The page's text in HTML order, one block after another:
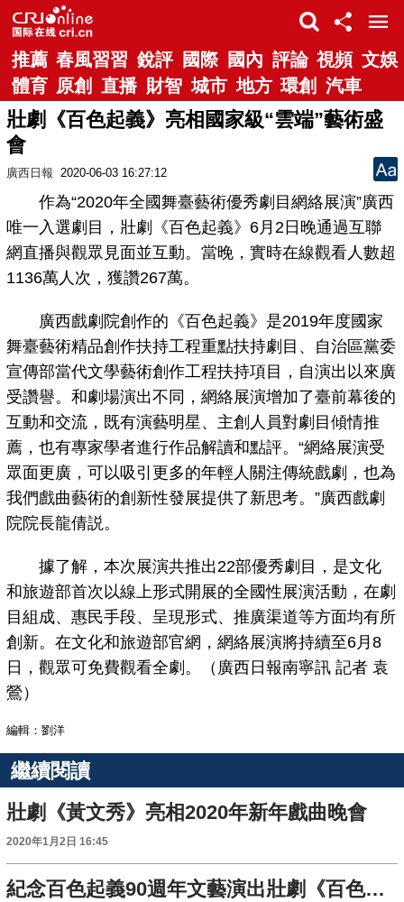
推薦 春風習習 銳評 國際 國內 評論 視頻 文娛
體育 原創 直播 財智 城市 地方 環創 汽車
壯劇《百色起義》亮相國家級“雲端”藝術盛
會
廣西日報 2020-06-03 16:27:12
作為“2020年全國舞臺藝術優秀劇目網絡展演”廣西
唯一入選劇目，壯劇《百色起義》6月2日晚通過互聯
網直播與觀眾見面並互動。當晚，實時在線觀看人數超
1136萬人次，獲讚267萬。
廣西戲劇院創作的《百色起義》是2019年度國家
舞臺藝術精品創作扶持工程重點扶持劇目、自治區黨委
宣傳部當代文學藝術創作工程扶持項目，自演出以來廣
受讚譽。和劇場演出不同，網絡展演增加了臺前幕後的
互動和交流，既有演藝明星、主創人員對劇目傾情推
薦，也有專家學者進行作品解讀和點評。“網絡展演受
眾面更廣，可以吸引更多的年輕人關注傳統戲劇，也為
我們戲曲藝術的創新性發展提供了新思考。”廣西戲劇
院院長龍倩説。
據了解，本次展演共推出22部優秀劇目，是文化
和旅遊部首次以線上形式開展的全國性展演活動，在劇
目組成、惠民手段、呈現形式、推廣渠道等方面均有所
創新。在文化和旅遊部官網，網絡展演將持續至6月8
日，觀眾可免費觀看全劇。（廣西日報南寧訊 記者 袁
鶯）
編輯：劉洋
繼續閱讀
壯劇《黃文秀》亮相2020年新年戲曲晚會
2020年1月2日 16:45
紀念百色起義90週年文藝演出壯劇《百色起義》上演